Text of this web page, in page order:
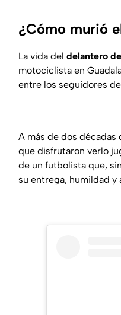
¿Cómo murió
La vida del delantero
motociclista en
entre los seguidores
A más de dos
que disfrutaron verlo
de un futbolista que,
su entrega, humildad y